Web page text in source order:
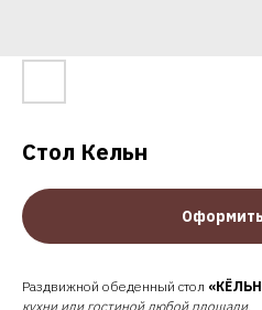
Стол Кельн
Раздвижной обеденный стол
кухни или гостиной любой площади.